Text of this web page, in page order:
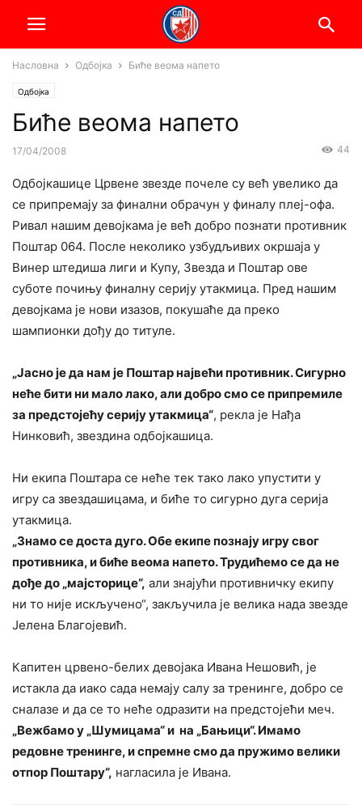
Насловна Одбојка Биће веома напето
Одбојка
Биће веома напето
17/04/2008 44
Одбојкашице Црвене звезде почеле су већ увелико да
се припремају за финални обрачун у финалу плеј-офа.
Ривал нашим девојкама је већ добро познати противник
Поштар 064. После неколико узбудљивих окршаја у
Винер штедиша лиги и Купу, Звезда и Поштар ове
суботе почињу финалну серију утакмица. Пред нашим
девојкама је нови изазов, покушаће да преко
шампионки дођу до титуле.
„Јасно је да нам је Поштар највећи противник. Сигурно
неће бити ни мало лако, али добро смо се припремиле
за предстојећу серију утакмица“, рекла је Нађа
Нинковић, звездина одбојкашица.
Ни екипа Поштара се неће тек тако лако упустити у
игру са звездашицама, и биће то сигурно дуга серија
утакмица.
„Знамо се доста дуго. Обе екипе познају игру свог
противника, и биће веома напето. Трудићемо се да не
дође до „мајсторице“, али знајући противничку екипу
ни то није искључено“, закључила је велика нада звезде
Јелена Благојевић.
Капитен црвено-белих девојака Ивана Нешовић, је
истакла да иако сада немају салу за тренинге, добро се
сналазе и да се то неће одразити на предстојећи меч.
„Вежбамо у „Шумицама“ и на „Бањици“. Имамо
редовне тренинге, и спремне смо да пружимо велики
отпор Поштару“, нагласила је Ивана.